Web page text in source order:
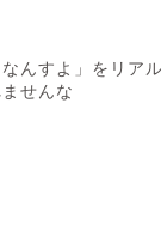
なんすよ」をリア
せんな